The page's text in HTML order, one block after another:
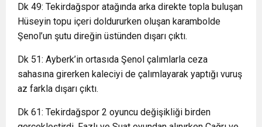
Dk 49: Tekirdağspor atağında arka direkte topla buluşan
Hüseyin topu içeri doldururken oluşan karambolde
Şenol’un şutu direğin üstünden dışarı çıktı.
Dk 51: Ayberk’in ortasıda Şenol çalımlarla ceza
sahasına girerken kaleciyi de çalımlayarak yaptığı vuruş
az farkla dışarı çıktı.
Dk 61: Tekirdağspor 2 oyuncu değişikliği birden